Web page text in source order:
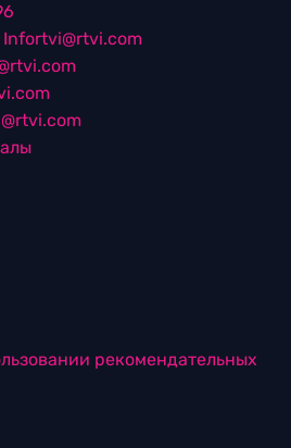
Infortvi@rtvi.com
рекомендательных